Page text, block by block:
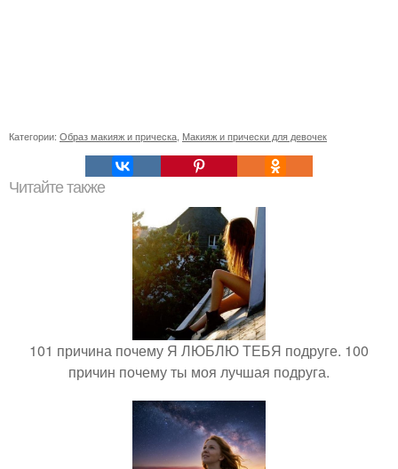
Категории: Образ макияж и прическа Макияж и прически для девочек
Читайте также
101 причина почему Я ЛЮБЛЮ ТЕБЯ подруге. 100
причин почему ты моя лучшая подруга.